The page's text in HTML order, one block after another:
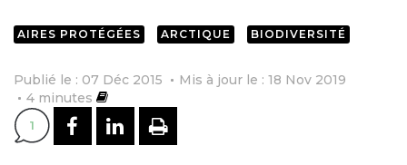
AIRES PROTÉGÉES ARCTIQUE BIODIVERSITÉ
Publié le : 07 Déc 2015
Mis à jour le : 18 Nov 2019
4 minutes
1 PARTAGER SUR FACEBOOK
PARTAGER SUR
IMPRIMER